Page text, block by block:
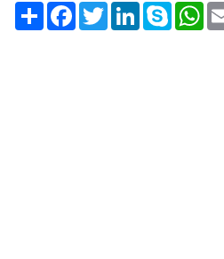
Share FacebookTwitterLinkedInSkype